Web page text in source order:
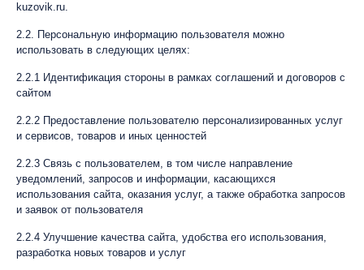
kuzovik.ru.
2.2. Персональную информацию пользователя можно
использовать в следующих целях:
2.2.1 Идентификация стороны в рамках соглашений и договоров с
сайтом
2.2.2 Предоставление пользователю персонализированных услуг
и сервисов, товаров и иных ценностей
2.2.3 Связь с пользователем, в том числе направление
уведомлений, запросов и информации, касающихся
использования сайта, оказания услуг, а также обработка запросов
и заявок от пользователя
2.2.4 Улучшение качества сайта, удобства его использования,
разработка новых товаров и услуг